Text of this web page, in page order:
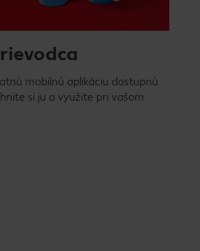
mobilnú aplikáciu dostupnú
si ju a využite pri vašom